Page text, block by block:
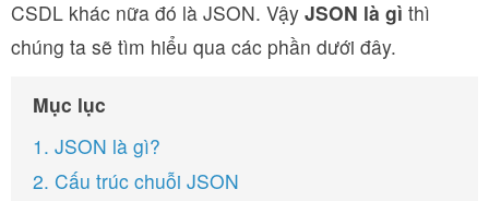
CSDL khác nữa đó là JSON. Vậy JSON là gì thì
chúng ta sẽ tìm hiểu qua các phần dưới đây.
Mục lục
1. JSON là gì?
2. Cấu trúc chuỗi JSON